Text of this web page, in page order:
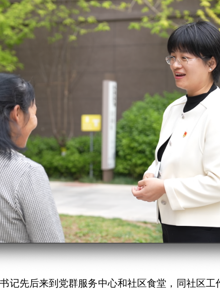
记先后来到党群服务中心和社区食堂，同社区